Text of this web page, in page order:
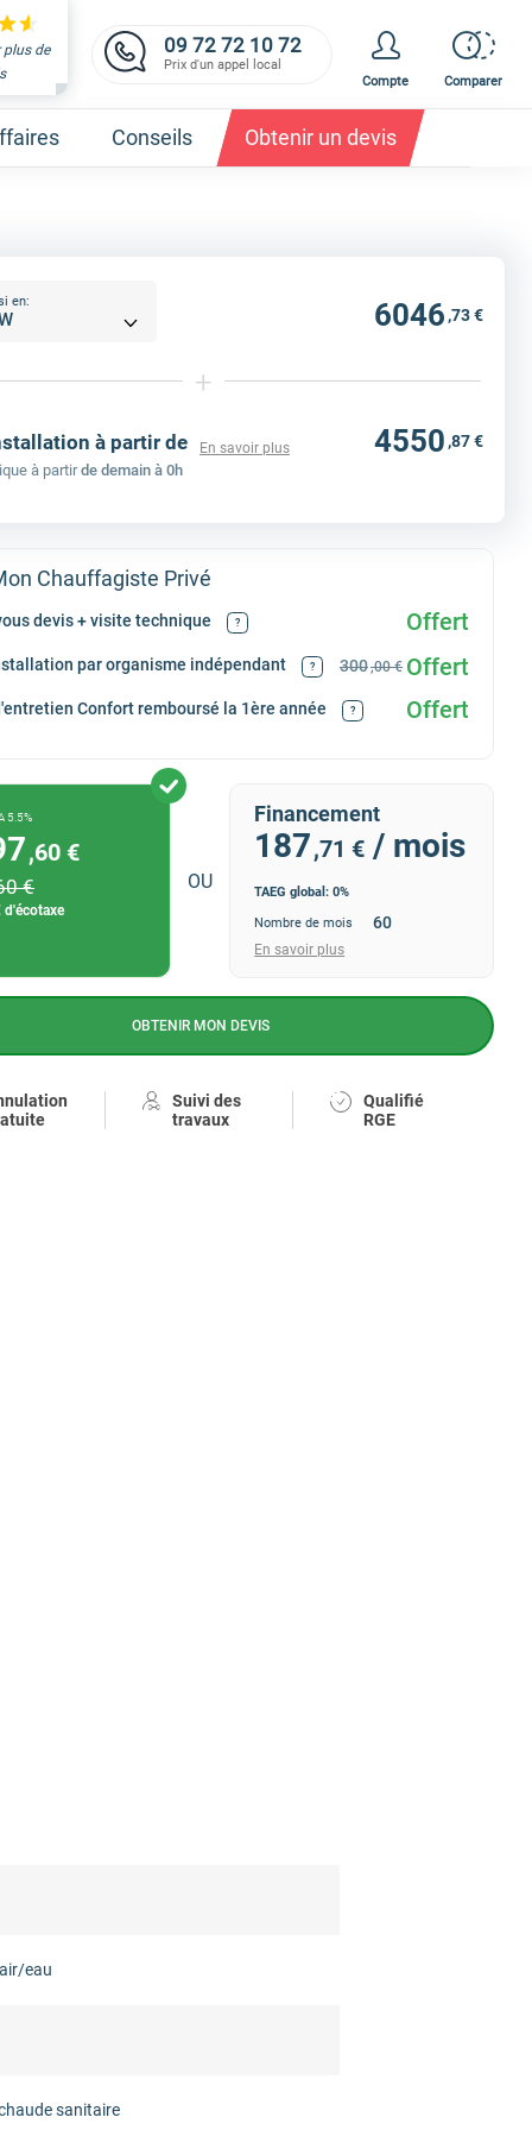
de
09 72 72 10 72
Prix d'un appel local
Compte
Comparer
obtenez un devis,
Conseils Obtenir un devis
en: 6046 ,73 €
+
à partir de En savoir plus 4550 ,87 €
à partirde demain à 0h
Chauffagiste Privé
devis + visite technique ? Offert
par organisme indépendant ? Offert
300,00 €
Confort remboursé la 1ère année ? Offert
5.5%
,60 €
€
d'écotaxe
OU
Financement
187,71 € / mois
TAEG global: 0%
Nombre de mois
En savoir plus
OBTENIR MON DEVIS
Suivi des
travaux
Qualifié
RGE
eau
sanitaire